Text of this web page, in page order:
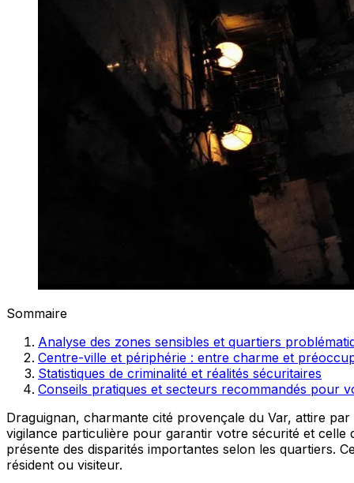
Sommaire
Analyse des zones sensibles et quartiers
Centre-ville et périphérie : entre charme et
Statistiques de criminalité et réalités sécuritaires
Conseils pratiques et secteurs recommandés pour
Draguignan, charmante cité provençale du Var, attire
vigilance particulière pour garantir votre sécurité et celle
présente des disparités importantes selon les quartiers.
résident ou visiteur.